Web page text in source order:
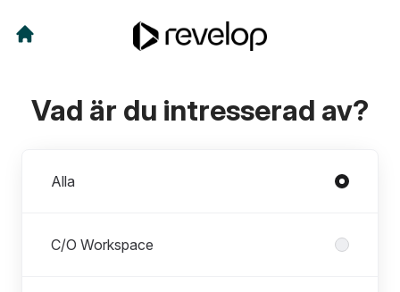
Vad är du intresserad av?
Alla
C/O Workspace